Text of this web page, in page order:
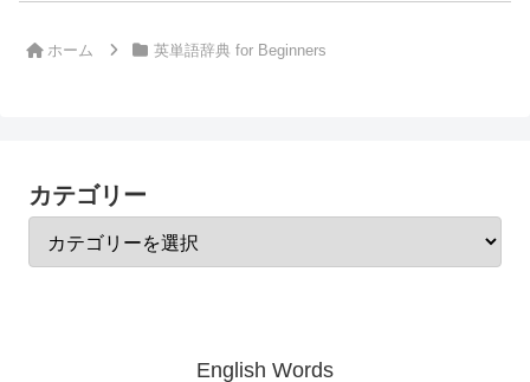
ホーム 英単語辞典 for Beginners
カテゴリー
English Words